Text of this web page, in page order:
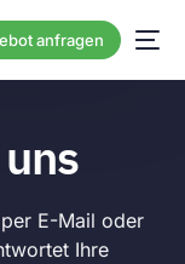
anfragen
E-Mail oder
Ihre